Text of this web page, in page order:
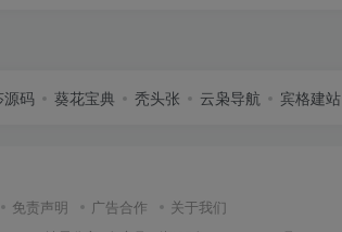
源码 葵花宝典 秃头张 云枭导航 宾格建站
免责声明 广告合作 关于我们